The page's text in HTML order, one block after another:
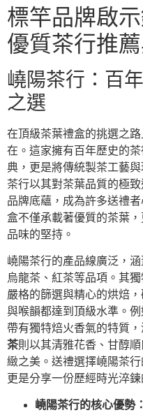
標竿品牌啟
優質茶行推
嶢陽茶行：百
之選
在頂級茶葉禮盒的挑選之路
在。這家擁有百年歷史的
典，更是將傳統製茶工藝
茶行以其對茶葉品質的極
品牌底蘊，成為許多送禮
盒不僅承載著優質的茶葉
品味的堅持。
嶢陽茶行的產品線廣泛，
烏龍茶、紅茶等品項。其
嚴格的篩選與精心的烘焙
與喉韻都達到頂級水準。
帶有獨特焙火香氣的特質
茶則以其清雅花香、甘醇
緻之美。送禮選擇嶢陽茶
更是分享一份歷經時光淬
嶢陽茶行的核心優勢：